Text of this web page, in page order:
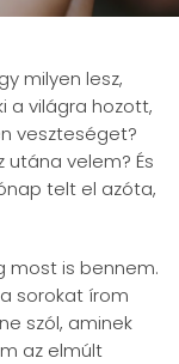
milyen lesz,
a világra hozott,
veszteséget?
utána velem? És
telt el azóta,
most is bennem.
sorokat írom
szól, aminek
az elmúlt